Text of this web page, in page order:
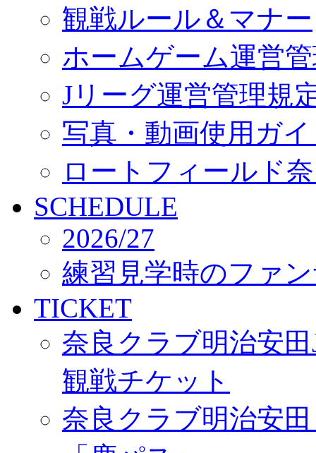
観戦ルール＆マナー
ホームゲーム運営
Jリーグ運営管理規
写真・動画使用ガ
ロートフィールド
SCHEDULE
2026/27
練習見学時のファ
TICKET
奈良クラブ明治安
観戦チケット
奈良クラブ明治安